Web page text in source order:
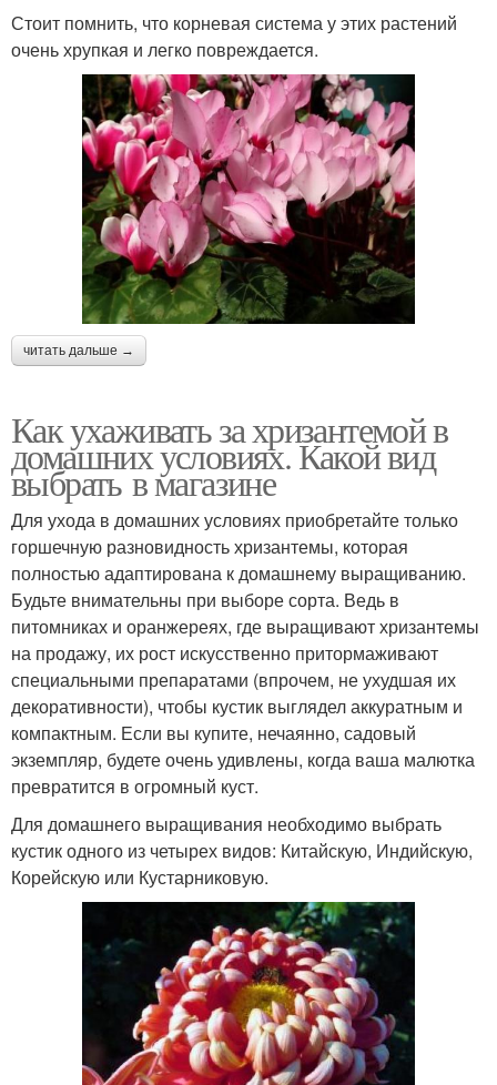
Стоит помнить, что корневая система у этих растений
очень хрупкая и легко повреждается.
читать дальше →
Как ухаживать за хризантемой в
домашних условиях. Какой вид
выбрать в магазине
Для ухода в домашних условиях приобретайте только
горшечную разновидность хризантемы, которая
полностью адаптирована к домашнему выращиванию.
Будьте внимательны при выборе сорта. Ведь в
питомниках и оранжереях, где выращивают хризантемы
на продажу, их рост искусственно притормаживают
специальными препаратами (впрочем, не ухудшая их
декоративности), чтобы кустик выглядел аккуратным и
компактным. Если вы купите, нечаянно, садовый
экземпляр, будете очень удивлены, когда ваша малютка
превратится в огромный куст.
Для домашнего выращивания необходимо выбрать
кустик одного из четырех видов: Китайскую, Индийскую,
Корейскую или Кустарниковую.